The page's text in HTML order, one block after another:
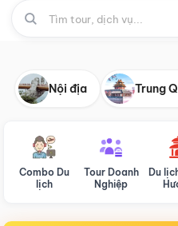
Nội địa Trung
Combo Du
lịch
Tour Doanh
Nghiệp
Du